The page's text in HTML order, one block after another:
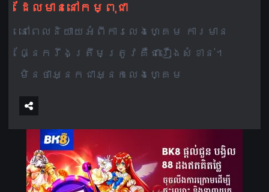
ដែលមាន​នៅ​​កម្ពុជា
នៅពេលនិយាយអំពីការលេងហ្គេម ការមាន
ផ្នែករឹងត្រឹមត្រូវគឺជារឿងសំខាន់។
មិនថាអ្នកជាអ្នកលេងហ្គេម